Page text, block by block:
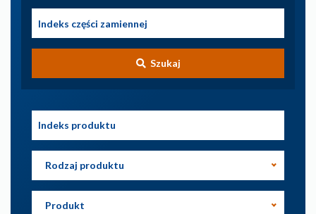
Szukaj
Rodzaj produktu
Produkt